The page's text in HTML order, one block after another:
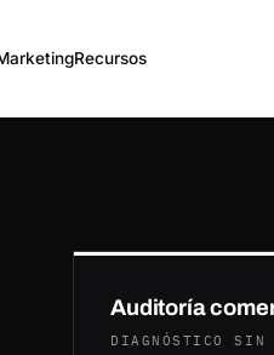
Recursos
Auditoría
DIAGNÓSTICO SIN